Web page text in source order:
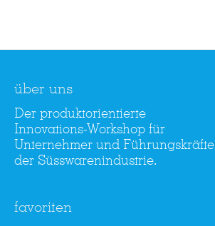
über uns
Der produktorientierte
Innovations-Workshop für
Unternehmer und Führungskräfte
der Süsswarenindustrie.
favoriten